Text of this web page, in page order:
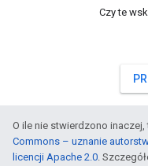
Czy te
O ile nie stwierdzono
Commons – uznanie
licencji Apache 2.0.